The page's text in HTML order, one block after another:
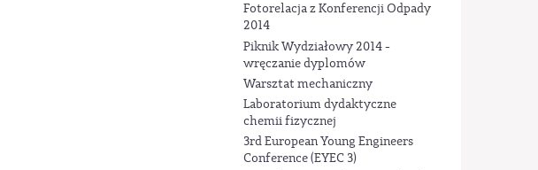
Fotorelacja z Konferencji Odpady
2014
Piknik Wydziałowy 2014 -
wręczanie dyplomów
Warsztat mechaniczny
Laboratorium dydaktyczne
chemii fizycznej
3rd European Young Engineers
Conference (EYEC 3)